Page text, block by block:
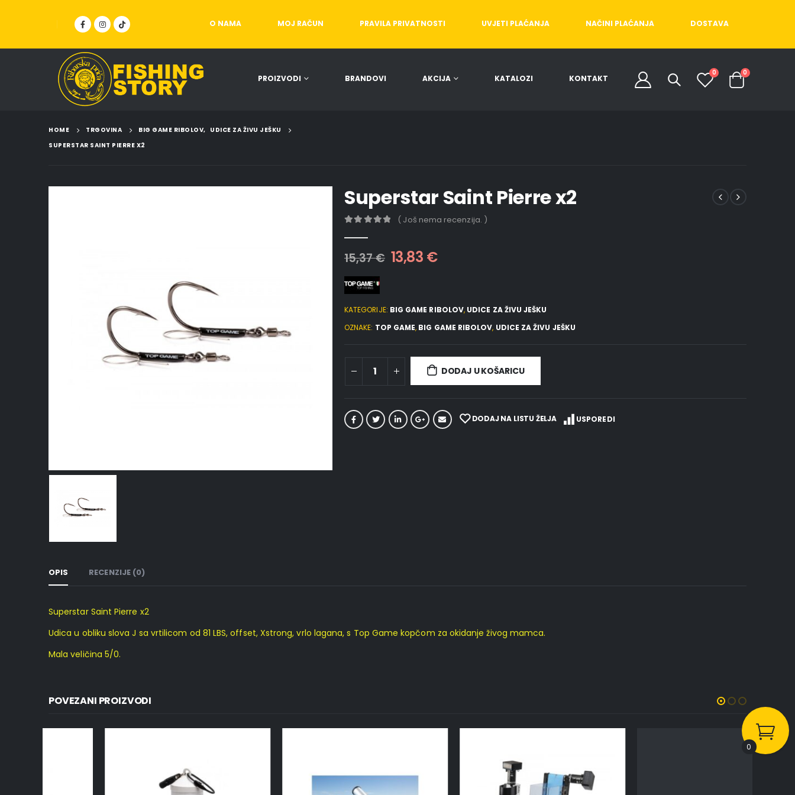
O NAMA MOJ RAČUN PRAVILA PRIVATNOSTI UVJETI PLAĆANJA NAČINI PLAĆANJA DOSTAVA
PROIZVODI BRANDOVI AKCIJA KATALOZI KONTAKT
0 0
HOME TRGOVINA BIG GAME RIBOLOV, UDICE ZA ŽIVU JEŠKU
SUPERSTAR SAINT PIERRE X2
Superstar Saint Pierre x2
( Još nema recenzija. )
15,37€ 13,83 €
KATEGORIJE: BIG GAME RIBOLOV, UDICE ZA ŽIVU JEŠKU
OZNAKE: TOP GAME, BIG GAME RIBOLOV, UDICE ZA ŽIVU JEŠKU
DODAJ U KOŠARICU
DODAJ NA LISTU ŽELJA USPOREDI
OPIS RECENZIJE (0)
Superstar Saint Pierre x2
Udica u obliku slova J sa vrtilicom od 81 LBS, offset, Xstrong, vrlo lagana, s Top Game kopčom za okidanje živog mamca.
Mala veličina 5/0.
POVEZANI PROIZVODI
0